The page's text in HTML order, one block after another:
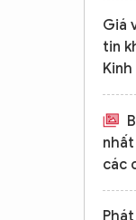
Giá
tin
các